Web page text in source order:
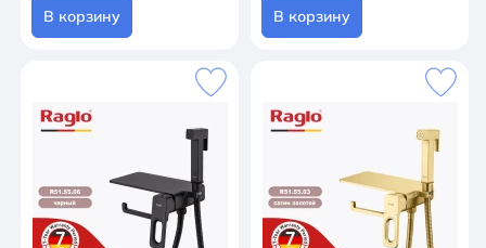
В корзину В корзину